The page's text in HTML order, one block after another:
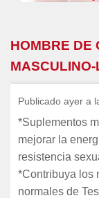
HOMBRE DE
Publicado ayer a
*Suplementos
mejorar la
resistencia
*Contribuya los
normales de